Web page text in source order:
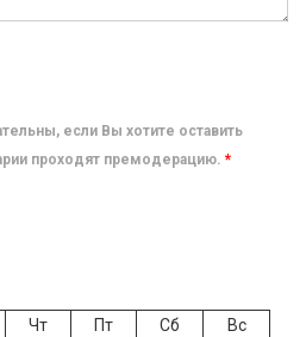
если Вы хотите оставить
проходят премодерацию. *
Чт Пт Сб Вс